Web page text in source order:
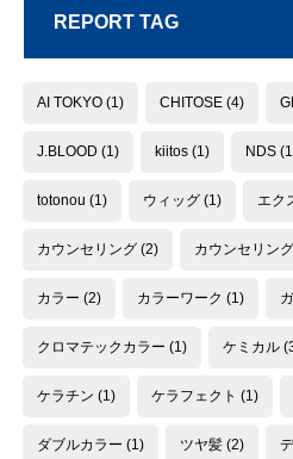
REPORT TAG
AI TOKYO (1) CHITOSE (4)
J.BLOOD (1) kiitos (1) NDS
totonou (1) ウィッグ (1) エク
カウンセリング (2) カウンセリン
カラー (2) カラーワーク (1)
クロマテックカラー (1) ケミカル
ケラチン (1) ケラフェクト (1)
ダブルカラー (1) ツヤ髪 (2)